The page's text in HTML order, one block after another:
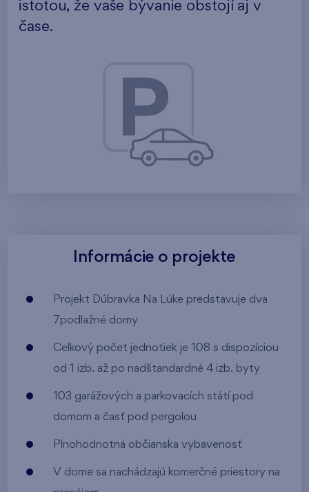
istotou, že vaše bývanie obstojí aj v
čase.
Informácie o projekte
Projekt Dúbravka Na Lúke predstavuje dva
7podlažné domy
Celkový počet jednotiek je 108 s dispozíciou
od 1 izb. až po nadštandardné 4 izb. byty
103 garážových a parkovacích státí pod
domom a časť pod pergolou
Plnohodnotná občianska vybavenosť
V dome sa nachádzajú komerčné priestory na